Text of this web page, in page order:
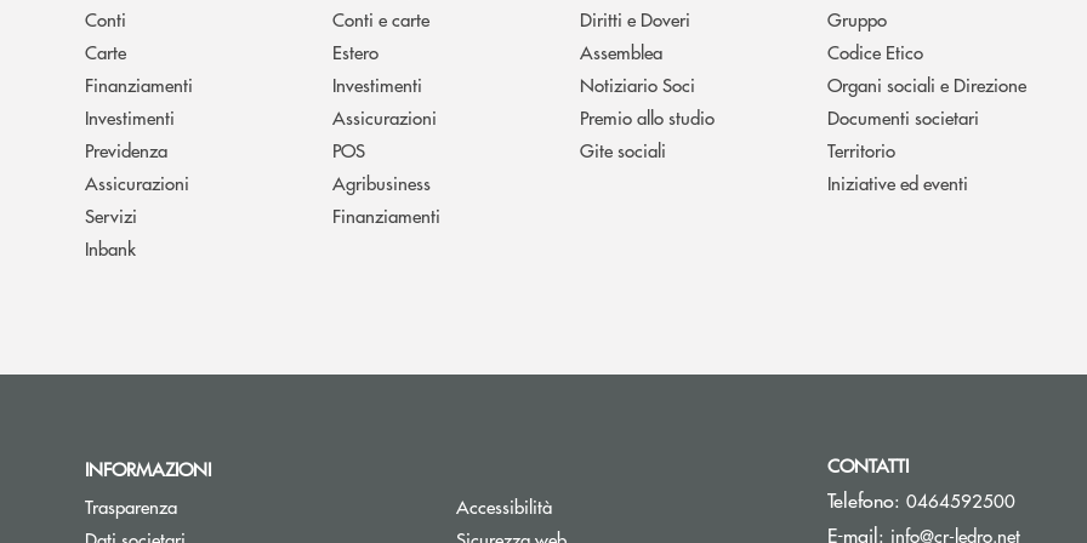
Conti
Carte
Finanziamenti
Investimenti
Previdenza
Assicurazioni
Servizi
Inbank
Conti e carte
Estero
Investimenti
Assicurazioni
POS
Agribusiness
Finanziamenti
Diritti e Doveri
Assemblea
Notiziario Soci
Premio allo studio
Gite sociali
Gruppo
Codice Etico
Organi sociali e Direzione
Documenti societari
Territorio
Iniziative ed eventi
INFORMAZIONI
Trasparenza
Accessibilità
CONTATTI
Telefono: 0464592500
E-mail: info@cr-ledro.net(si apre